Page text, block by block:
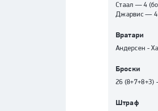
Стаал —4 (
Джарвис— 4
Вратари
Андерсен -
Броски
26 (8+7+8+3)
Штраф